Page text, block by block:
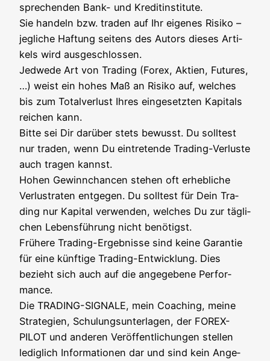
spre­chen­den Bank- und Kre­dit­in­sti­tu­te.
Sie han­deln bzw. traden auf Ihr eige­nes Risi­ko –
jeg­li­che Haf­tung sei­tens des Autors die­ses Arti­
kels wird aus­ge­schlos­sen.
Jed­we­de Art von Tra­ding (Forex, Akti­en, Futures,
…) weist ein hohes Maß an Risi­ko auf, wel­ches
bis zum Total­ver­lust Ihres ein­ge­setz­ten Kapi­tals
rei­chen kann.
Bit­te sei Dir dar­über stets bewusst. Du soll­test
nur traden, wenn Du ein­tre­ten­de Tra­ding-Ver­lus­te
auch tra­gen kannst.
Hohen Gewinn­chan­cen ste­hen oft erheb­li­che
Ver­lust­ra­ten ent­ge­gen. Du soll­test für Dein Tra­
ding nur Kapi­tal ver­wen­den, wel­ches Du zur täg­li­
chen Lebens­füh­rung nicht benö­tigst.
Frü­he­re Tra­ding-Ergeb­nis­se sind kei­ne Garan­tie
für eine künf­ti­ge Tra­ding-Ent­wick­lung. Dies
bezieht sich auch auf die ange­ge­be­ne Per­for­
mance.
Die TRADING-SIGNALE, mein Coa­ching, mei­ne
Stra­te­gien, Schu­lungs­un­ter­la­gen, der FOREX-
PILOT und ande­ren Ver­öf­fent­li­chun­gen stel­len
ledig­lich Infor­ma­tio­nen dar und sind kein Ange­